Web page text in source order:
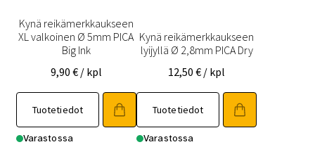
Kynä reikämerkkaukseen
XL valkoinen Ø 5mm PICA
Big Ink
9,90 € / kpl
Tuotetiedot
Varastossa
Kynä reikämerkkaukseen
lyijyllä Ø 2,8mm PICA Dry
12,50€ / kpl
Tuotetiedot
Varastossa